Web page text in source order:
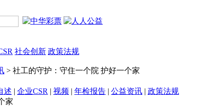
社会创新 政策法规
> 社工的守护：守住一个院 护好一个家
述 | 企业CSR | 视频 | 年检报告 | 公益资讯 | 政策法规
家